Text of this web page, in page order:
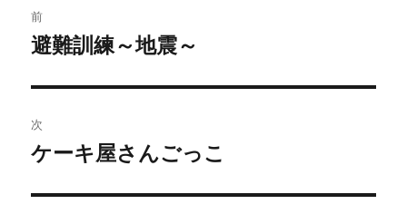
稿
ビ
ゲ
ー
前
過
の
投
稿:
避難訓練～地震～
次
次
投
ケーキ屋さんごっこ